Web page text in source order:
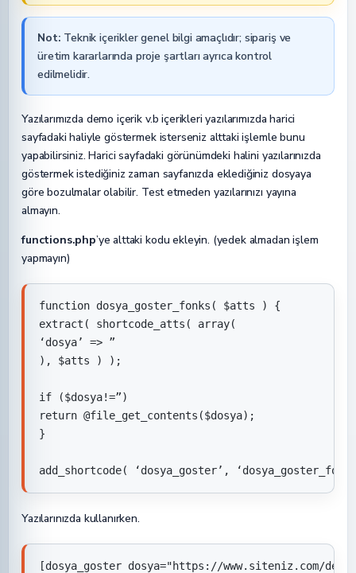
Not: Teknik içerikler genel bilgi amaçlıdır; sipariş ve
üretim kararlarında proje şartları ayrıca kontrol
edilmelidir.
Yazılarımızda demo içerik v.b içerikleri yazılarımızda harici
sayfadaki haliyle göstermek isterseniz alttaki işlemle bunu
yapabilirsiniz. Harici sayfadaki görünümdeki halini yazılarınızda
göstermek istediğiniz zaman sayfanızda eklediğiniz dosyaya
göre bozulmalar olabilir. Test etmeden yazılarınızı yayına
almayın.
functions.php’ye alttaki kodu ekleyin. (yedek almadan işlem
yapmayın)
function dosya_goster_fonks( $atts ) {
extract( shortcode_atts( array(
‘dosya’ => ”
), $atts ) );
if ($dosya!=”)
return @file_get_contents($dosya);
}
add_shortcode( ‘dosya_goster’,
Yazılarınızda kullanırken.
[dosya_goster dosya="https://www.siteniz.com/